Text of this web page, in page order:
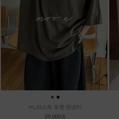
● ●
m_라스트 포켓 린넨티
59,000원